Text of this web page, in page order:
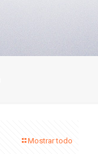
Mostrar todo